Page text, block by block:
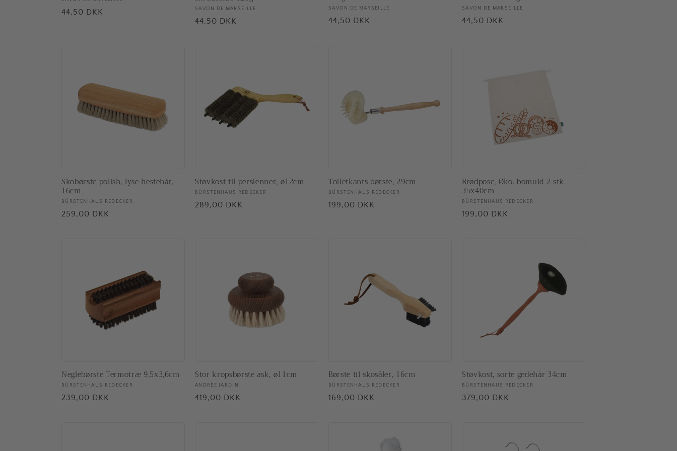
Normalpris
44,50 DKK Forhandler:
SAVON DE MARSEILLE
Normalpris
44,50 DKK
Forhandler:
SAVON DE MARSEILLE
Normalpris
44,50 DKK
Forhandler:
SAVON DE MARSEILLE
Normalpris
44,50 DKK
Skobørste polish, lyse hestehår,
16cm
Forhandler:
BÜRSTENHAUS REDECKER
Normalpris
259,00 DKK
Støvkost til persienner, ø12cm
Forhandler:
BÜRSTENHAUS REDECKER
Normalpris
289,00 DKK
Toiletkants børste, 29cm
Forhandler:
BÜRSTENHAUS REDECKER
Normalpris
199,00 DKK
Brødpose, Øko. bomuld 2 stk.
35x40cm
Forhandler:
BÜRSTENHAUS REDECKER
Normalpris
199,00 DKK
Neglebørste Termotræ 9,5x3,6cm
Forhandler:
BÜRSTENHAUS REDECKER
Normalpris
239,00 DKK
Stor kropsbørste ask, ø11cm
Forhandler:
ANDRÉE JARDIN
Normalpris
419,00 DKK
Børste til skosåler, 16cm
Forhandler:
BÜRSTENHAUS REDECKER
Normalpris
169,00 DKK
Støvkost, sorte gedehår 34cm
Forhandler:
BÜRSTENHAUS REDECKER
Normalpris
379,00 DKK